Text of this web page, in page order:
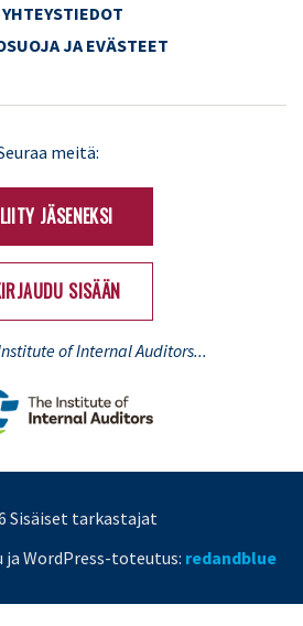
YHTEYSTIEDOT
JA EVÄSTEET
meitä:
LIITY JÄSENEKSI
SISÄÄN
of Internal Auditors...
Sisäiset tarkastajat
WordPress-toteutus: redandblue